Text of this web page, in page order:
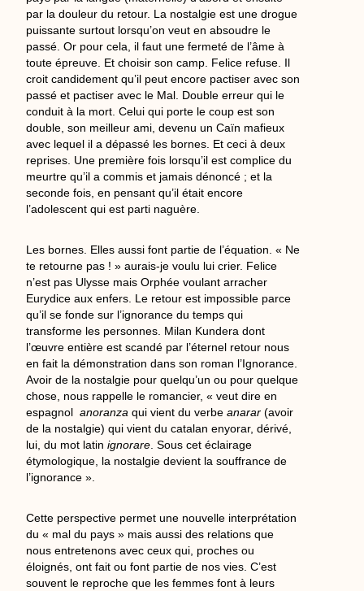
par la douleur du retour. La nostalgie est une drogue
puissante surtout lorsqu’on veut en absoudre le
passé. Or pour cela, il faut une fermeté de l’âme à
toute épreuve. Et choisir son camp. Felice refuse. Il
croit candidement qu’il peut encore pactiser avec son
passé et pactiser avec le Mal. Double erreur qui le
conduit à la mort. Celui qui porte le coup est son
double, son meilleur ami, devenu un Caïn mafieux
avec lequel il a dépassé les bornes. Et ceci à deux
reprises. Une première fois lorsqu’il est complice du
meurtre qu’il a commis et jamais dénoncé ; et la
seconde fois, en pensant qu’il était encore
l’adolescent qui est parti naguère.
Les bornes. Elles aussi font partie de l’équation. « Ne
te retourne pas ! » aurais-je voulu lui crier. Felice
n’est pas Ulysse mais Orphée voulant arracher
Eurydice aux enfers. Le retour est impossible parce
qu’il se fonde sur l’ignorance du temps qui
transforme les personnes. Milan Kundera dont
l’œuvre entière est scandé par l’éternel retour nous
en fait la démonstration dans son roman l’Ignorance.
Avoir de la nostalgie pour quelqu’un ou pour quelque
chose, nous rappelle le romancier, « veut dire en
espagnolanoranzaqui vient du verbe anarar (avoir
de la nostalgie) qui vient du catalan enyorar, dérivé,
lui, du mot latinignorare . Sous cet éclairage
étymologique, la nostalgie devient la souffrance de
l’ignorance ».
Cette perspective permet une nouvelle interprétation
du « mal du pays » mais aussi des relations que
nous entretenons avec ceux qui, proches ou
éloignés, ont fait ou font partie de nos vies. C’est
souvent le reproche que les femmes font à leurs